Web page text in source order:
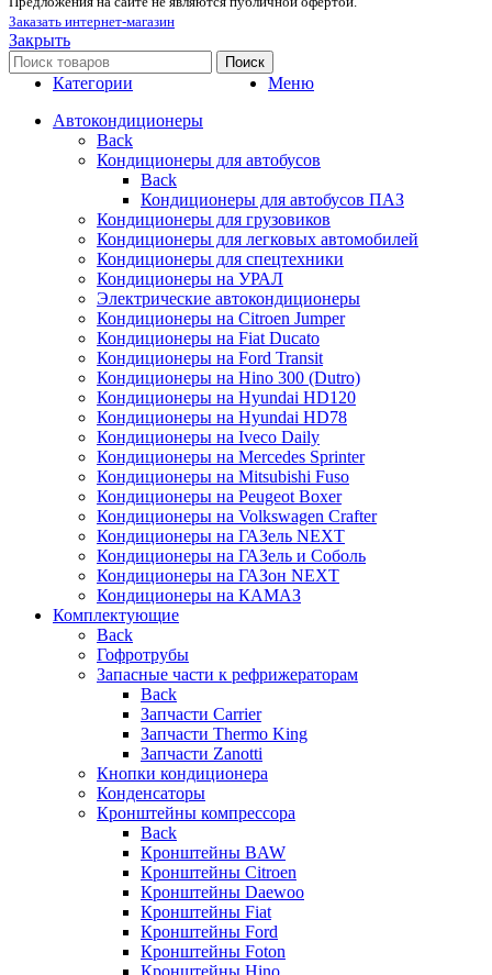
Заказать интернет-магазин
Закрыть
Поиск
Меню
Категории
Автокондиционеры
Back
Кондиционеры для автобусов
Back
Кондиционеры для автобусов ПАЗ
Кондиционеры для грузовиков
Кондиционеры для легковых автомобилей
Кондиционеры для спецтехники
Кондиционеры на УРАЛ
Электрические автокондиционеры
Кондиционеры на Citroen Jumper
Кондиционеры на Fiat Ducato
Кондиционеры на Ford Transit
Кондиционеры на Hino 300 (Dutro)
Кондиционеры на Hyundai HD120
Кондиционеры на Hyundai HD78
Кондиционеры на Iveco Daily
Кондиционеры на Mercedes Sprinter
Кондиционеры на Mitsubishi Fuso
Кондиционеры на Peugeot Boxer
Кондиционеры на Volkswagen Crafter
Кондиционеры на ГАЗель NEXT
Кондиционеры на ГАЗель и Соболь
Кондиционеры на ГАЗон NEXT
Кондиционеры на КАМАЗ
Комплектующие
Back
Гофротрубы
Запасные части к рефрижераторам
Back
Запчасти Carrier
Запчасти Thermo King
Запчасти Zanotti
Кнопки кондиционера
Конденсаторы
Кронштейны компрессора
Back
Кронштейны BAW
Кронштейны Citroen
Кронштейны Daewoo
Кронштейны Fiat
Кронштейны Ford
Кронштейны Foton